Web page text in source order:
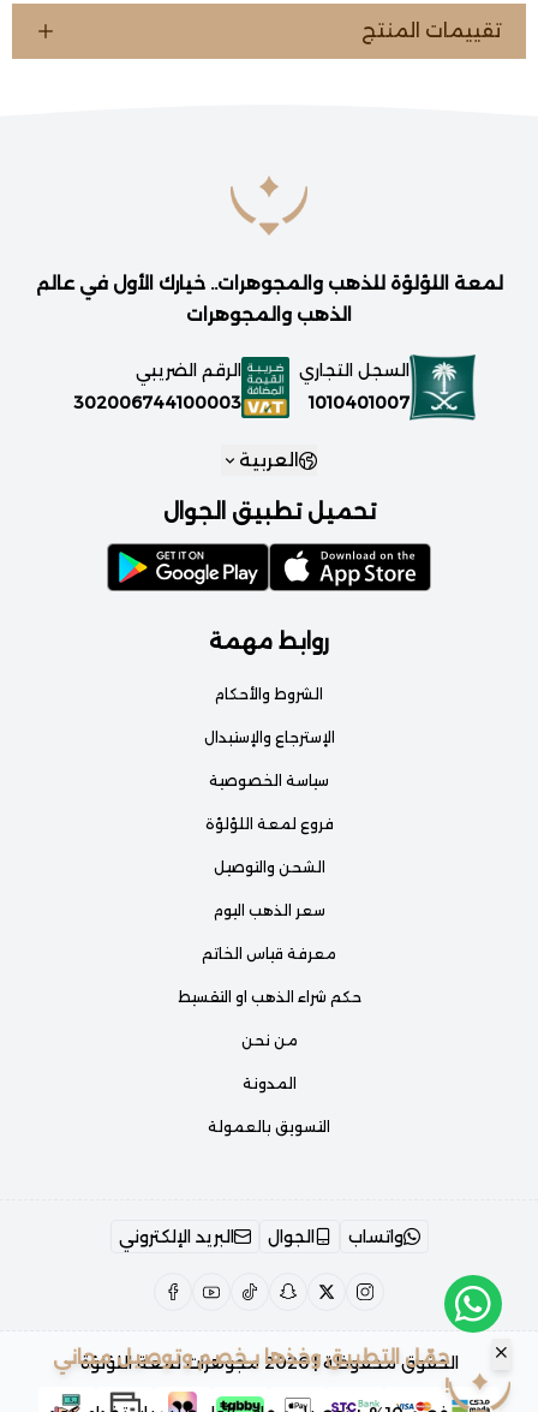
تقييمات المنتج
روابط مهمة
الشروط والأحكام
الإسترجاع والإستبدال
سياسة الخصوصية
فروع لمعة اللؤلؤة
الشحن والتوصيل
سعر الذهب اليوم
معرفة قياس الخاتم
حكم شراء الذهب او التقسيط
من نحن
المدونة
التسويق بالعمولة
لمعة اللؤلؤة للذهب والمجوهرات.. خيارك الأول في عالم
الذهب والمجوهرات
السجل التجاري
1010401007
الرقم الضريبي
302006744100003
العربية
تحميل تطبيق الجوال
واتساب الجوال البريد الإلكتروني
الحقوق محفوظة | 2026 مجوهرات لمعة اللؤلؤة
حمّل التطبيق وخذها بـخصم وتوصيل مجاني
!